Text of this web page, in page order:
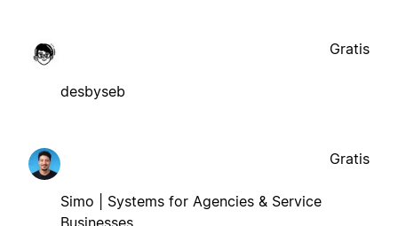
desbyseb
Gratis
Simo | Systems for Agencies & Service
Gratis